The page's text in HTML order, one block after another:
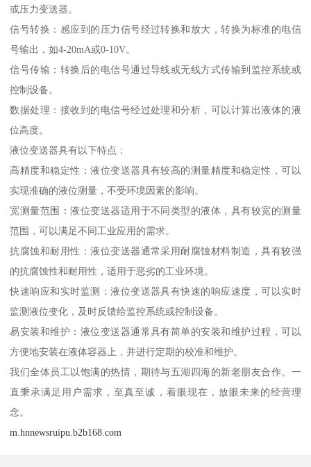
或压力变送器。
信号转换：感应到的压力信号经过转换和放大，转换为标准的电信
号输出，如4-20mA或0-10V。
信号传输：转换后的电信号通过导线或无线方式传输到监控系统或
控制设备。
数据处理：接收到的电信号经过处理和分析，可以计算出液体的液
位高度。
液位变送器具有以下特点：
高精度和稳定性：液位变送器具有较高的测量精度和稳定性，可以
实现准确的液位测量，不受环境因素的影响。
宽测量范围：液位变送器适用于不同类型的液体，具有较宽的测量
范围，可以满足不同工业应用的需求。
抗腐蚀和耐用性：液位变送器通常采用耐腐蚀材料制造，具有较强
的抗腐蚀性和耐用性，适用于恶劣的工业环境。
快速响应和实时监测：液位变送器具有快速的响应速度，可以实时
监测液位变化，及时反馈给监控系统或控制设备。
易安装和维护：液位变送器通常具有简单的安装和维护过程，可以
方便地安装在液体容器上，并进行定期的校准和维护。
我们全体员工以饱满的热情，期待与五湖四海的新老朋友合作。一
直秉承满足用户需求，至真至诚，着眼现在，放眼未来的经营理
念。
m.hnnewsruipu.b2b168.com